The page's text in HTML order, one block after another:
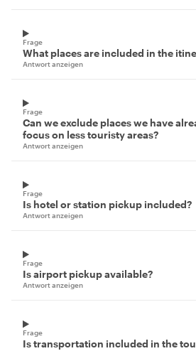
Frage
What places are included in the
Antwort anzeigen
Frage
Can we exclude places we have
focus on less touristy areas?
Antwort anzeigen
Frage
Is hotel or station pickup included?
Antwort anzeigen
Frage
Is airport pickup available?
Antwort anzeigen
Frage
Is transportation included in the